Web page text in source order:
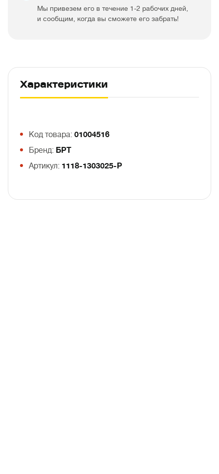
Мы привезем его в течение 1-2 рабочих дней,
и сообщим, когда вы сможете его забрать!
Характеристики
Код товара: 01004516
Бренд: БРТ
Артикул: 1118-1303025-P